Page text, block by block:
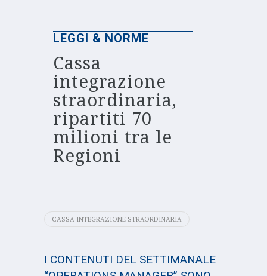
LEGGI & NORME
Cassa
integrazione
straordinaria,
ripartiti 70
milioni tra le
Regioni
CASSA INTEGRAZIONE STRAORDINARIA
I CONTENUTI DEL SETTIMANALE